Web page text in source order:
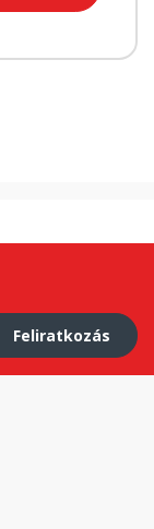
Feliratkozás